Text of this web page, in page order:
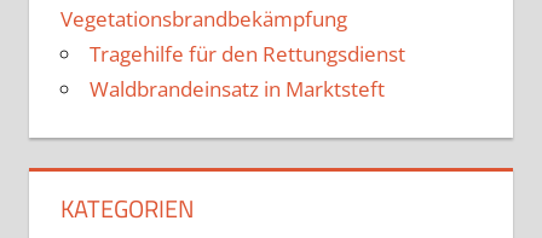
Vegetationsbrandbekämpfung
Tragehilfe für den Rettungsdienst
Waldbrandeinsatz in Marktsteft
KATEGORIEN